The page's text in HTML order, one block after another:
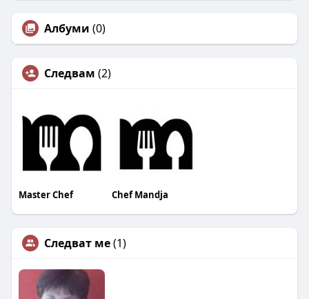
Албуми (0)
Следвам (2)
Master Chef Chef Mandja
Следват ме(1)